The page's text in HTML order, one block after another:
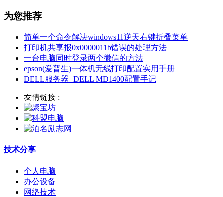
为您推荐
简单一个命令解决windows11逆天右键折叠菜单
打印机共享报0x0000011b错误的处理方法
一台电脑同时登录两个微信的方法
epson(爱普生)一体机无线打印配置实用手册
DELL服务器+DELL MD1400配置手记
友情链接 :
技术分享
个人电脑
办公设备
网络技术